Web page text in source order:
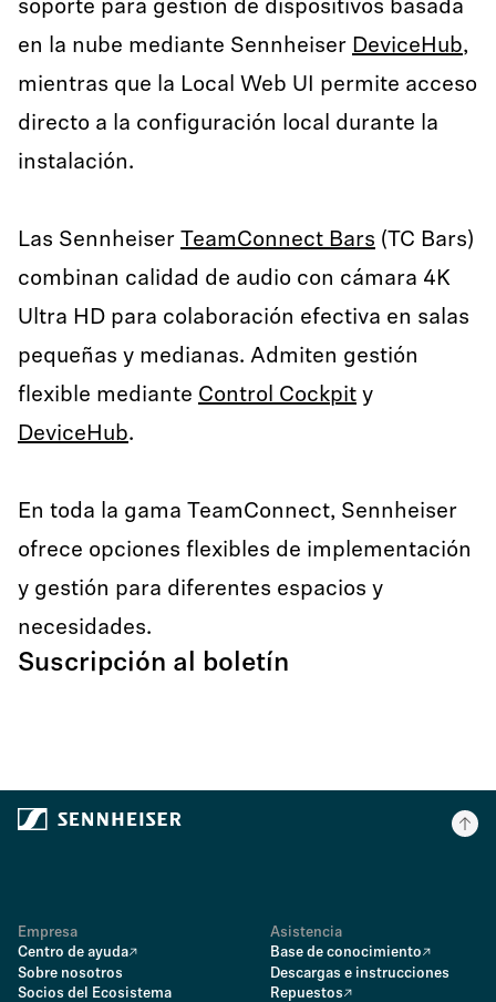
soporte para gestión de dispositivos basada
en la nube mediante Sennheiser DeviceHub,
mientras que la Local Web UI permite acceso
directo a la configuración local durante la
instalación.
Las Sennheiser TeamConnect Bars (TC Bars)
combinan calidad de audio con cámara 4K
Ultra HD para colaboración efectiva en salas
pequeñas y medianas. Admiten gestión
flexible mediante Control Cockpit y
DeviceHub.
En toda la gama TeamConnect, Sennheiser
ofrece opciones flexibles de implementación
y gestión para diferentes espacios y
necesidades.
Suscripción al boletín
Empresa
Centro de ayuda
Sobre nosotros
Socios del Ecosistema
Asistencia
Base de conocimiento
Descargas e instrucciones
Repuestos